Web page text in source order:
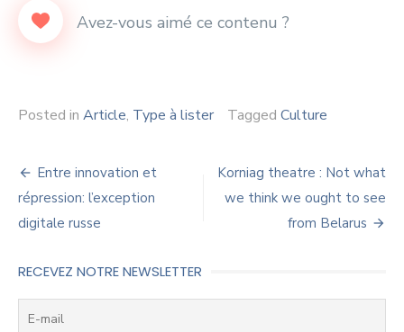
Posted in Article, Type à lister Tagged Culture
Navigation
de
l’article
Entre innovation et
répression: l’exception
digitale russe
Korniag theatre : Not what
we think we ought to see
from Belarus
RECEVEZ NOTRE NEWSLETTER